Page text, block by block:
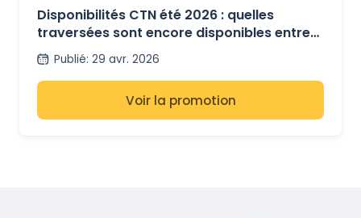
POUR L’ÉTÉ 2026
Disponibilités CTN été 2026 : quelles
traversées sont encore disponibles entre
la Tunisie, la France et l’Italie ?
Publié: 29 avr. 2026
Voir la promotion